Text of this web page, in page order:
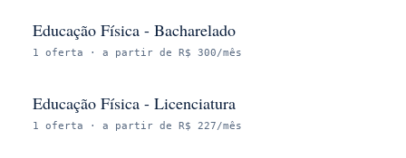
Educação Física - Bacharelado
1 oferta · a partir de R$ 300/mês
Educação Física - Licenciatura
1 oferta · a partir de R$ 227/mês